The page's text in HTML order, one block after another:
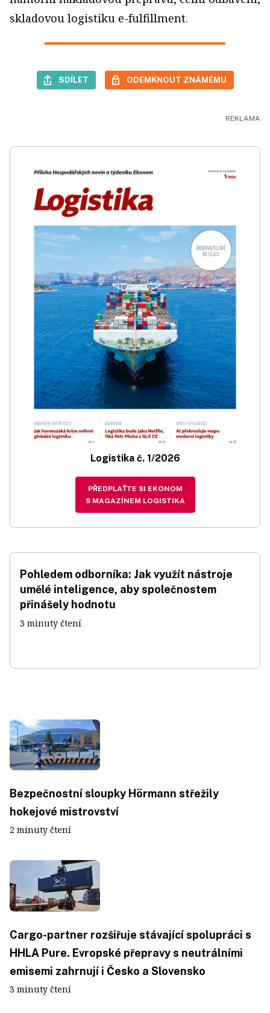
skladovou logistiku e-fulfillment.
SDÍLET ODEMKNOUT ZNÁMÉMU
Logistika č. 1/2026
PŘEDPLAŤTE SI EKONOM
S MAGAZÍNEM LOGISTIKA
Pohledem odborníka: Jak využít nástroje
umělé inteligence, aby společnostem
přinášely hodnotu
3 minuty čtení
Bezpečnostní sloupky Hörmann střežily
hokejové mistrovství
2 minuty čtení
Cargo-partner rozšiřuje stávající spolupráci s
HHLA Pure. Evropské přepravy s neutrálními
emisemi zahrnují i Česko a Slovensko
3 minuty čtení